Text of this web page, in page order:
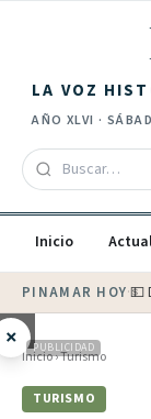
LA VOZ
AÑO XLVI ·
Inicio
PINAMAR HOY·💵
× PUBLICIDAD
Inicio›Turismo
TURISMO